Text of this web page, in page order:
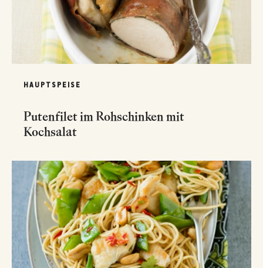
HAUPTSPEISE
Putenfilet im Rohschinken mit
Kochsalat